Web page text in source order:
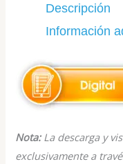
Descripción
Información
Nota:La descarga y
exclusivamente a